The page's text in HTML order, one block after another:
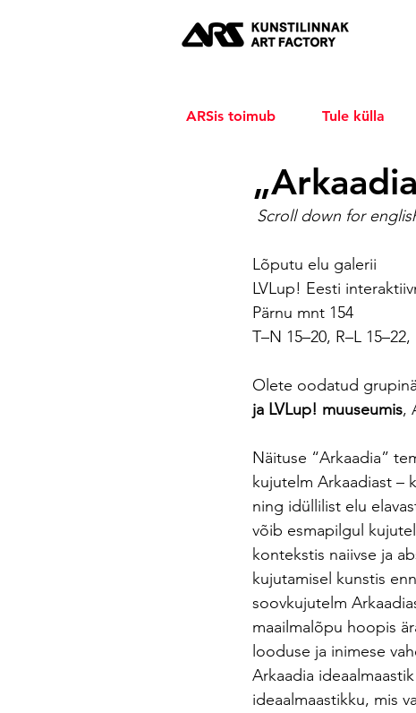
ARSis toimub Tule külla
Scroll down for
Lõputu elu galerii
LVLup! Eesti
Pärnu mnt 154
T–N 15–20, R–L 15–22,
Olete oodatud
ja LVLup! muuseumis,
Näituse “Arkaadia”
kujutelm Arkaadiast –
ning idüllilist elu
võib esmapilgul
kontekstis naiivse ja
kujutamisel kunstis
soovkujutelm
maailmalõpu hoopis
looduse ja inimese
Arkaadia
ideaalmaastikku, mis